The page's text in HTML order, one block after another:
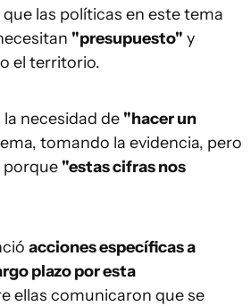
las políticas en este tema
"presupuesto" y
el territorio.
necesidad de "hacer un
tomando la evidencia, pero
porque "estas cifras nos
acciones específicas a
plazo por esta
ellas comunicaron que se